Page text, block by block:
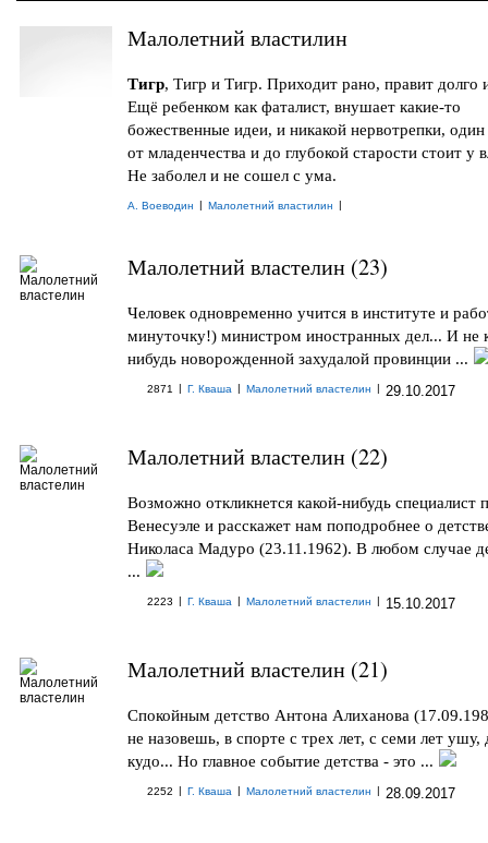
Малолетний властилин
Тигр, Тигр и Тигр. Приходит рано, правит
Ещё ребенком как фаталист, внушает какие-то
божественные идеи, и никакой нервотрепки, один
от младенчества и до глубокой старости стоит у
Не заболел и не сошел с ума.
А. Воеводин | Малолетний властилин |
Малолетний властелин (23)
Человек одновременно учится в институте и
минуточку!) министром иностранных дел... И не
нибудь новорожденной захудалой провинции ...
2871 | Г. Кваша | Малолетний властелин | 29.10.2017
Малолетний властелин (22)
Возможно откликнется какой-нибудь специалист
Венесуэле и расскажет нам поподробнее о
Николаса Мадуро (23.11.1962). В любом случае
...
2223 | Г. Кваша | Малолетний властелин | 15.10.2017
Малолетний властелин (21)
Спокойным детство Антона Алиханова
не назовешь, в спорте с трех лет, с семи лет ушу,
кудо... Но главное событие детства - это ...
2252 | Г. Кваша | Малолетний властелин | 28.09.2017